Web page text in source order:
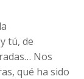
tú, de
Nos
qué ha sido